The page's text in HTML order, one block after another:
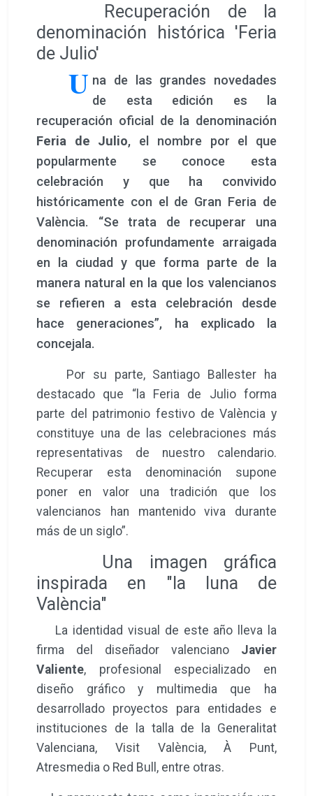
Recuperación de la
denominación histórica 'Feria
de Julio'
U na de las grandes novedades
de esta edición es la
recuperación oficial de la denominación
Feria de Julio, el nombre por el que
popularmente se conoce esta
celebración y que ha convivido
históricamente con el de Gran Feria de
València. “Se trata de recuperar una
denominación profundamente arraigada
en la ciudad y que forma parte de la
manera natural en la que los valencianos
se refieren a esta celebración desde
hace generaciones”, ha explicado la
concejala.
Por su parte, Santiago Ballester ha
destacado que “la Feria de Julio forma
parte del patrimonio festivo de València y
constituye una de las celebraciones más
representativas de nuestro calendario.
Recuperar esta denominación supone
poner en valor una tradición que los
valencianos han mantenido viva durante
más de un siglo”.
Una imagen gráfica
inspirada en "la luna de
València"
La identidad visual de este año lleva la
firma del diseñador valenciano Javier
Valiente, profesional especializado en
diseño gráfico y multimedia que ha
desarrollado proyectos para entidades e
instituciones de la talla de la Generalitat
Valenciana, Visit València, À Punt,
Atresmedia o Red Bull, entre otras.